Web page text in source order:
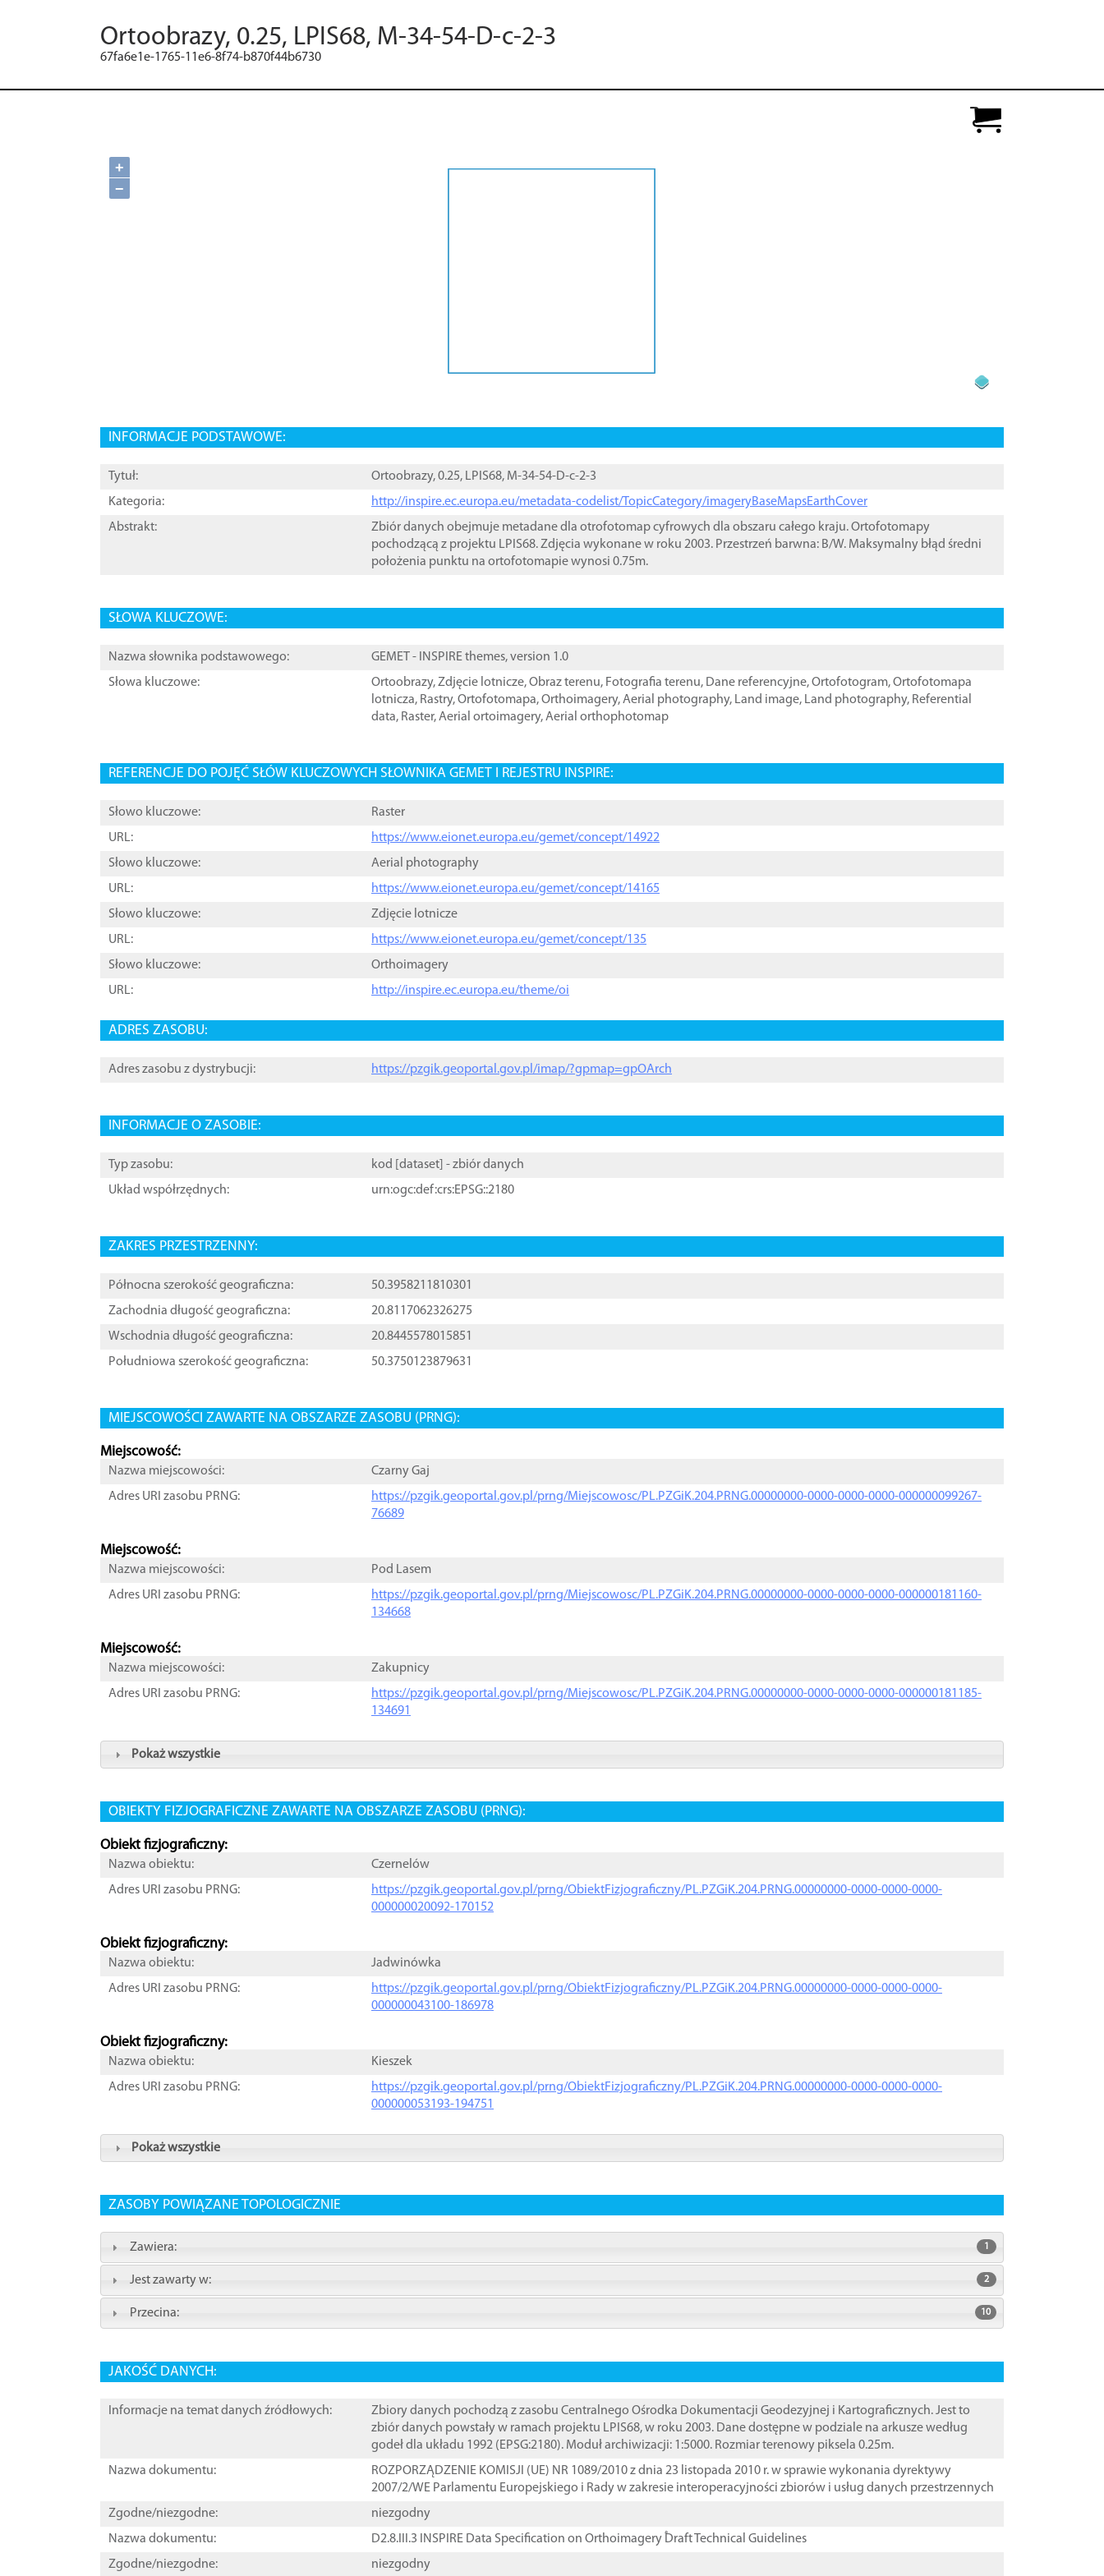
Ortoobrazy, 0.25, LPIS68, M-34-54-D-c-2-3
67fa6e1e-1765-11e6-8f74-b870f44b6730
+
−
INFORMACJE PODSTAWOWE:
Tytuł:
Ortoobrazy, 0.25, LPIS68, M-34-54-D-c-2-3
Kategoria:
http://inspire.ec.europa.eu/metadata-codelist/TopicCategory/imageryBaseMapsEarthCover
Abstrakt:
Zbiór danych obejmuje metadane dla otrofotomap cyfrowych dla obszaru całego kraju. Ortofotomapy
pochodzącą z projektu LPIS68. Zdjęcia wykonane w roku 2003. Przestrzeń barwna: B/W. Maksymalny błąd średni
położenia punktu na ortofotomapie wynosi 0.75m.
SŁOWA KLUCZOWE:
Nazwa słownika podstawowego:
GEMET - INSPIRE themes, version 1.0
Słowa kluczowe:
Ortoobrazy,Zdjęcie lotnicze,Obraz terenu, Fotografia terenu, Dane referencyjne,Ortofotogram,Ortofotomapa
lotnicza, Rastry,Ortofotomapa,Orthoimagery,Aerial photography, Land image, Land photography, Referential
data, Raster,Aerial ortoimagery,Aerial orthophotomap
REFERENCJE DO POJĘĆ SŁÓW KLUCZOWYCH SŁOWNIKA GEMET I REJESTRU INSPIRE:
Słowo kluczowe:
Raster
URL:
https://www.eionet.europa.eu/gemet/concept/14922
Słowo kluczowe:
Aerial photography
URL:
https://www.eionet.europa.eu/gemet/concept/14165
Słowo kluczowe:
Zdjęcie lotnicze
URL:
https://www.eionet.europa.eu/gemet/concept/135
Słowo kluczowe:
Orthoimagery
URL:
http://inspire.ec.europa.eu/theme/oi
ADRES ZASOBU:
Adres zasobu z dystrybucji: https://pzgik.geoportal.gov.pl/imap/?gpmap=gpOArch
INFORMACJE O ZASOBIE:
Typ zasobu: kod [ dataset ] - zbiór danych
Układ współrzędnych:
urn:ogc:def:crs:EPSG::2180
ZAKRES PRZESTRZENNY:
Północna szerokość geograficzna:
50.3958211810301
Zachodnia długość geograficzna:
20.8117062326275
Wschodnia długość geograficzna:
20.8445578015851
Południowa szerokość geograficzna:
50.3750123879631
MIEJSCOWOŚCI ZAWARTE NA OBSZARZE ZASOBU (PRNG):
Miejscowość:
Nazwa miejscowości:
Czarny Gaj
Adres URI zasobu PRNG:
https://pzgik.geoportal.gov.pl/prng/Miejscowosc/PL.PZGiK.204.PRNG.00000000-0000-0000-0000-000000099267-
76689
Miejscowość:
Nazwa miejscowości:
Pod Lasem
Adres URI zasobu PRNG:
https://pzgik.geoportal.gov.pl/prng/Miejscowosc/PL.PZGiK.204.PRNG.00000000-0000-0000-0000-000000181160-
134668
Miejscowość:
Nazwa miejscowości:
Zakupnicy
Adres URI zasobu PRNG:
https://pzgik.geoportal.gov.pl/prng/Miejscowosc/PL.PZGiK.204.PRNG.00000000-0000-0000-0000-000000181185-
134691
Pokaż wszystkie
OBIEKTY FIZJOGRAFICZNE ZAWARTE NA OBSZARZE ZASOBU (PRNG):
Obiekt fizjograficzny:
Nazwa obiektu:
Czernelów
Adres URI zasobu PRNG:
https://pzgik.geoportal.gov.pl/prng/ObiektFizjograficzny/PL.PZGiK.204.PRNG.00000000-0000-0000-0000-
000000020092-170152
Obiekt fizjograficzny:
Nazwa obiektu:
Jadwinówka
Adres URI zasobu PRNG:
https://pzgik.geoportal.gov.pl/prng/ObiektFizjograficzny/PL.PZGiK.204.PRNG.00000000-0000-0000-0000-
000000043100-186978
Obiekt fizjograficzny:
Nazwa obiektu:
Kieszek
Adres URI zasobu PRNG:
https://pzgik.geoportal.gov.pl/prng/ObiektFizjograficzny/PL.PZGiK.204.PRNG.00000000-0000-0000-0000-
000000053193-194751
Pokaż wszystkie
ZASOBY POWIĄZANE TOPOLOGICZNIE
Zawiera: 1
Jest zawarty w: 2
Przecina: 10
JAKOŚĆ DANYCH:
Informacje na temat danych źródłowych:
Zbiory danych pochodzą z zasobu Centralnego Ośrodka Dokumentacji Geodezyjnej i Kartograficznych. Jest to
zbiór danych powstały w ramach projektu LPIS68, w roku 2003. Dane dostępne w podziale na arkusze według
godeł dla układu 1992 (EPSG:2180). Moduł archiwizacji: 1:5000. Rozmiar terenowy piksela 0.25m.
Nazwa dokumentu:
ROZPORZĄDZENIE KOMISJI (UE) NR 1089/2010 z dnia 23 listopada 2010 r. w sprawie wykonania dyrektywy
2007/2/WE Parlamentu Europejskiego i Rady w zakresie interoperacyjności zbiorów i usług danych przestrzennych
Zgodne/niezgodne:
niezgodny
Nazwa dokumentu:
D2.8.III.3 INSPIRE Data Specification on Orthoimagery ֠Draft Technical Guidelines
Zgodne/niezgodne:
niezgodny